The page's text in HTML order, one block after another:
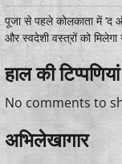
पूजा से पहले कोलकाता में ‘द
और स्वदेशी वस्त्रों को
हाल की टिप्पणियां
No comments to
अभिलेखागार